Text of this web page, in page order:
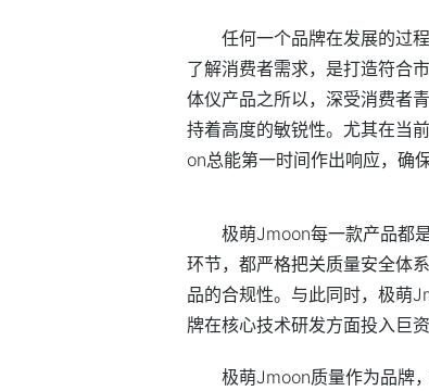
任何一个品牌在发展的过
了解消费者需求，是打造符合
体仪产品之所以，深受消费者
持着高度的敏锐性。尤其在当
on总能第一时间作出响应，确
极萌Jmoon每一款产品都
环节，都严格把关质量安全体
品的合规性。与此同时，极萌
牌在核心技术研发方面投入巨
极萌Jmoon质量作为品牌